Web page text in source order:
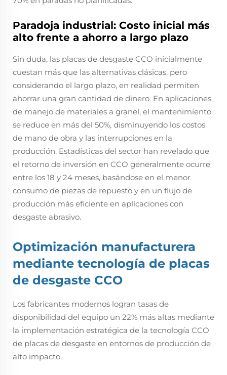
Paradoja industrial: Costo inicial más
alto frente a ahorro a largo plazo
Sin duda, las placas de desgaste CCO inicialmente
cuestan más que las alternativas clásicas, pero
considerando el largo plazo, en realidad permiten
ahorrar una gran cantidad de dinero. En aplicaciones
de manejo de materiales a granel, el mantenimiento
se reduce en más del 50%, disminuyendo los costos
de mano de obra y las interrupciones en la
producción. Estadísticas del sector han revelado que
el retorno de inversión en CCO generalmente ocurre
entre los 18 y 24 meses, basándose en el menor
consumo de piezas de repuesto y en un flujo de
producción más eficiente en aplicaciones con
desgaste abrasivo.
Optimización manufacturera
mediante tecnología de placas
de desgaste CCO
Los fabricantes modernos logran tasas de
disponibilidad del equipo un 22% más altas mediante
la implementación estratégica de la tecnología CCO
de placas de desgaste en entornos de producción de
alto impacto.